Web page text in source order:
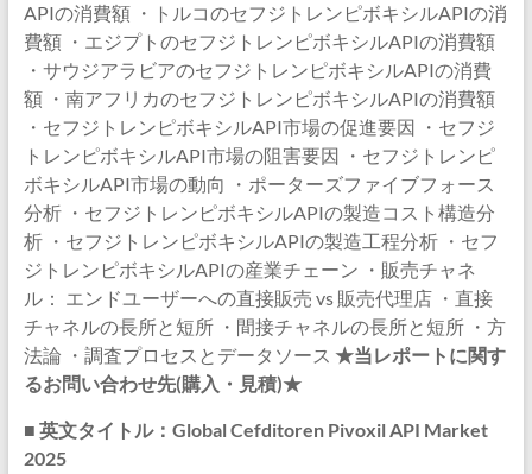
APIの消費額 ・トルコのセフジトレンピボキシルAPIの消
費額 ・エジプトのセフジトレンピボキシルAPIの消費額
・サウジアラビアのセフジトレンピボキシルAPIの消費
額 ・南アフリカのセフジトレンピボキシルAPIの消費額
・セフジトレンピボキシルAPI市場の促進要因 ・セフジ
トレンピボキシルAPI市場の阻害要因 ・セフジトレンピ
ボキシルAPI市場の動向 ・ポーターズファイブフォース
分析 ・セフジトレンピボキシルAPIの製造コスト構造分
析 ・セフジトレンピボキシルAPIの製造工程分析 ・セフ
ジトレンピボキシルAPIの産業チェーン ・販売チャネ
ル： エンドユーザーへの直接販売 vs 販売代理店 ・直接
チャネルの長所と短所 ・間接チャネルの長所と短所 ・方
法論 ・調査プロセスとデータソース ★当レポートに関す
るお問い合わせ先(購入・見積)★
■ 英文タイトル：Global Cefditoren Pivoxil API Market
2025